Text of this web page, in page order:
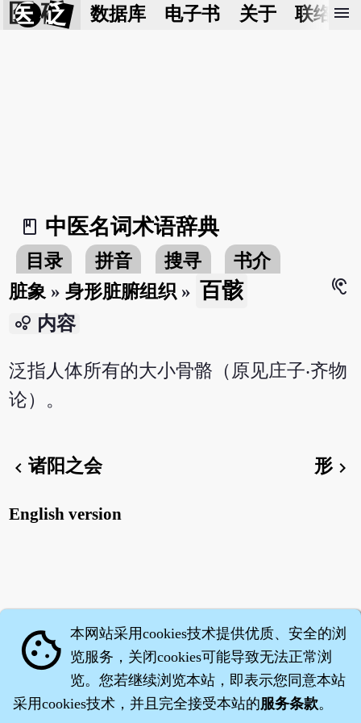
医 砭 数据库 电子书 关于 联络我
menu
book_2
中医名词术语辞典
目录 拼音 搜寻
书介
脏象 »身形脏腑组织 » 百骸
hearing
bubble_chart 内容
泛指人体所有的大小骨骼（原见庄子‧齐物
论）。
chevron_left诸阳之会 形chevron_right
English version
cookie 本网站采用cookies技术提供优质、安全的浏
览服务，关闭cookies可能导致无法正常浏
览。您若继续浏览本站，即表示您同意本站
采用cookies技术，并且完全接受本站的服务条款。